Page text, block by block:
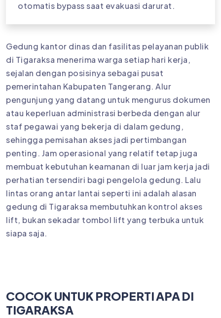
otomatis bypass saat evakuasi darurat.
Gedung kantor dinas dan fasilitas pelayanan publik
di Tigaraksa menerima warga setiap hari kerja,
sejalan dengan posisinya sebagai pusat
pemerintahan Kabupaten Tangerang. Alur
pengunjung yang datang untuk mengurus dokumen
atau keperluan administrasi berbeda dengan alur
staf pegawai yang bekerja di dalam gedung,
sehingga pemisahan akses jadi pertimbangan
penting. Jam operasional yang relatif tetap juga
membuat kebutuhan keamanan di luar jam kerja jadi
perhatian tersendiri bagi pengelola gedung. Lalu
lintas orang antar lantai seperti ini adalah alasan
gedung di Tigaraksa membutuhkan kontrol akses
lift, bukan sekadar tombol lift yang terbuka untuk
siapa saja.
COCOK UNTUK PROPERTI APA DI
TIGARAKSA